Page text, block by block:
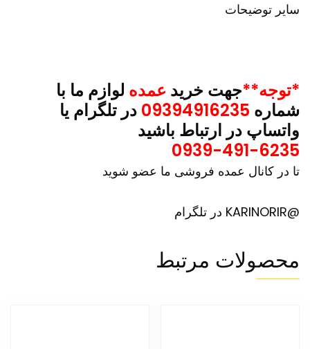
سایر توضیحات
*توجه**جهت خرید عمده لوازم ما با
شماره
در تلگرام یا
واتساپ در ارتباط باشید
0939-491-6235
تا در کانال عمده فروشی ما عضو شوید
@KARINORIR در تلگرام
محصولات مرتبط